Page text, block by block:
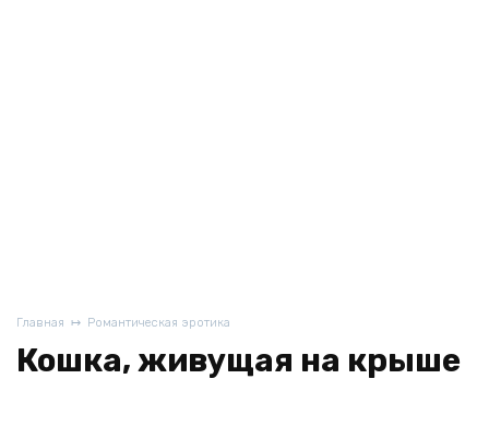
Главная Романтическая эротика
Кошка, живущая на крыше